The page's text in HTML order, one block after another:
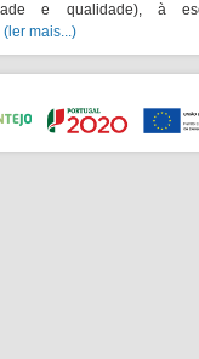
e qualidade), à
(ler mais...)